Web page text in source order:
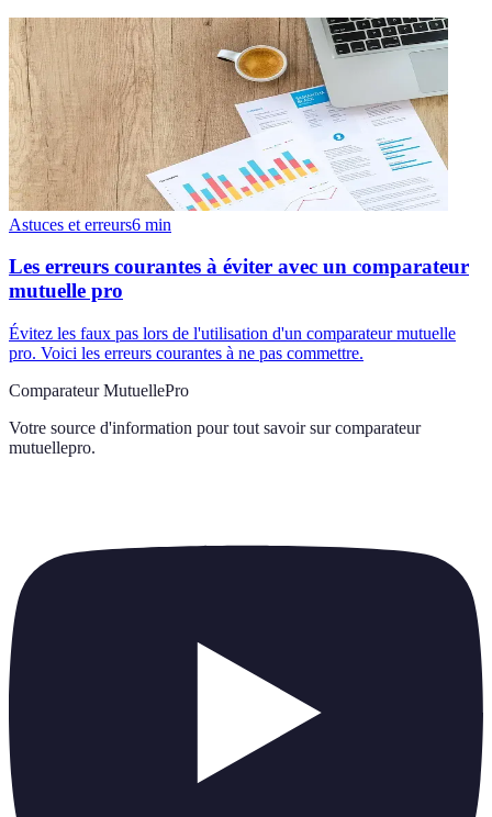
Astuces et erreurs6 min
Les erreurs courantes à éviter avec un comparateur
mutuelle pro
Évitez les faux pas lors de l'utilisation d'un comparateur mutuelle
pro. Voici les erreurs courantes à ne pas commettre.
Comparateur MutuellePro
Votre source d'information pour tout savoir sur comparateur
mutuellepro.